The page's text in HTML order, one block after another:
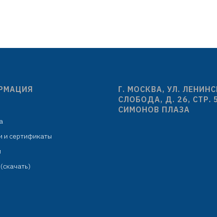
крепёж: гайка
крепёж:
и сертификаты
Г. МОСКВА, УЛ.
СЛОБОДА, Д. 26, СТР.
СИМОНОВ ПЛАЗА